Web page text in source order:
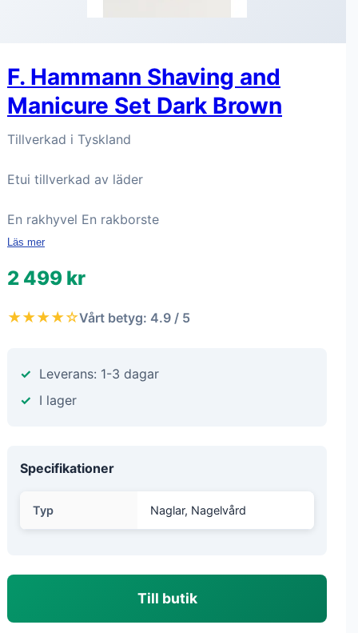
F. Hammann Shaving and
Manicure Set Dark Brown
Tillverkad i Tyskland
Etui tillverkad av läder
En rakhyvel En rakborste
Läs mer
2 499 kr
★★★★☆Vårt betyg: 4.9 / 5
Leverans: 1-3 dagar
I lager
Specifikationer
Typ Naglar, Nagelvård
Till butik